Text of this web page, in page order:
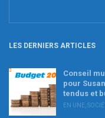
LES DERNIERS ARTICLES
Conseil
pour
tendus et
EN UNE